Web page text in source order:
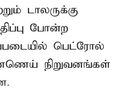
டாலருக்கு
போன்ற
பெட்ரோல்
நிறுவனங்கள்